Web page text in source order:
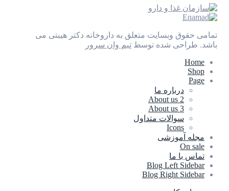
تمامی حقوق وبسایت متعلق به داروخانه دکتر هیبتی می
باشد. طراحی شده توسط تیم وان سرور
Home
Shop
Page
درباره ما
About us 2
About us 3
سوالات متداول
Icons
مجله آموزشی
On sale
تماس با ما
Blog Left Sidebar
Blog Right Sidebar